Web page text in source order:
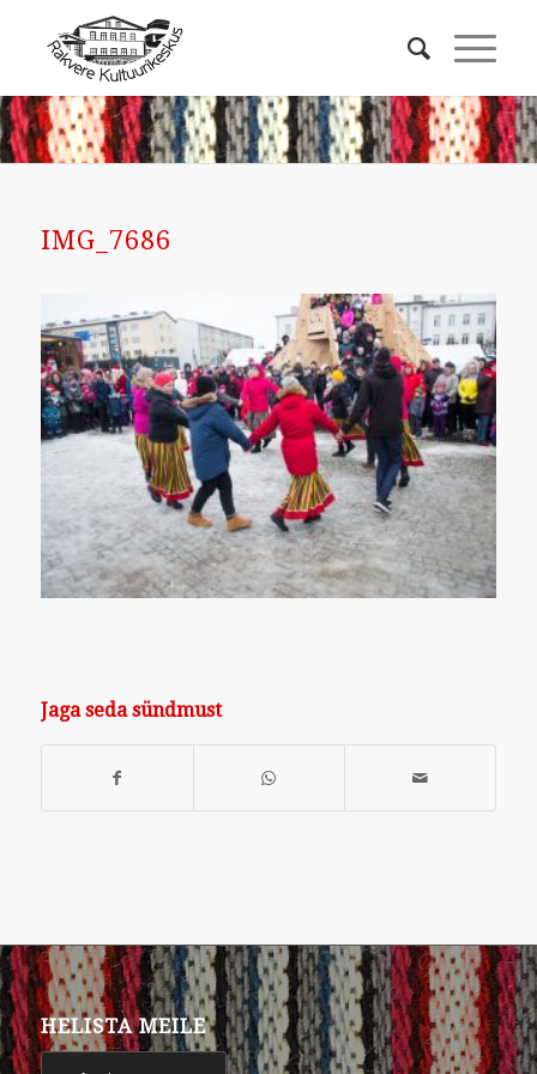
IMG_7686
Jaga seda sündmust
HELISTA MEILE